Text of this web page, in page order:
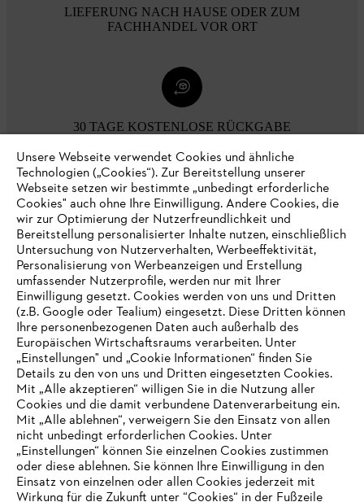
LIEFERUNG NACH HAUSE ODER ZUM
FACHHANDEL VOR ORT
30 TAGE KOSTENLOSE RÜCKGABE
Zahlungsmöglichkeiten
Unternehmen
Online Shop
Service
IHR BROWSER WIRD NICHT
UNTERSTÜTZT
Unsere Webseite verwendet Cookies und ähnliche
Technologien („Cookies“). Zur Bereitstellung unserer
Webseite setzen wir bestimmte „unbedingt erforderliche
Cookies" auch ohne Ihre Einwilligung. Andere Cookies, die
wir zur Optimierung der Nutzerfreundlichkeit und
Bereitstellung personalisierter Inhalte nutzen, einschließlich
Untersuchung von Nutzerverhalten, Werbeeffektivität,
Personalisierung von Werbeanzeigen und Erstellung
umfassender Nutzerprofile, werden nur mit Ihrer
Einwilligung gesetzt. Cookies werden von uns und Dritten
(z.B. Google oder Tealium) eingesetzt. Diese Dritten können
Ihre personenbezogenen Daten auch außerhalb des
Europäischen Wirtschaftsraums verarbeiten. Unter
„Einstellungen" und „Cookie Informationen“ finden Sie
Details zu den von uns und Dritten eingesetzten Cookies.
Mit „Alle akzeptieren“ willigen Sie in die Nutzung aller
Cookies und die damit verbundene Datenverarbeitung ein.
Mit „Alle ablehnen“, verweigern Sie den Einsatz von allen
nicht unbedingt erforderlichen Cookies. Unter
„Einstellungen“ können Sie einzelnen Cookies zustimmen
oder diese ablehnen. Sie können Ihre Einwilligung in den
Einsatz von einzelnen oder allen Cookies jederzeit mit
Wirkung für die Zukunft unter “Cookies“ in der Fußzeile